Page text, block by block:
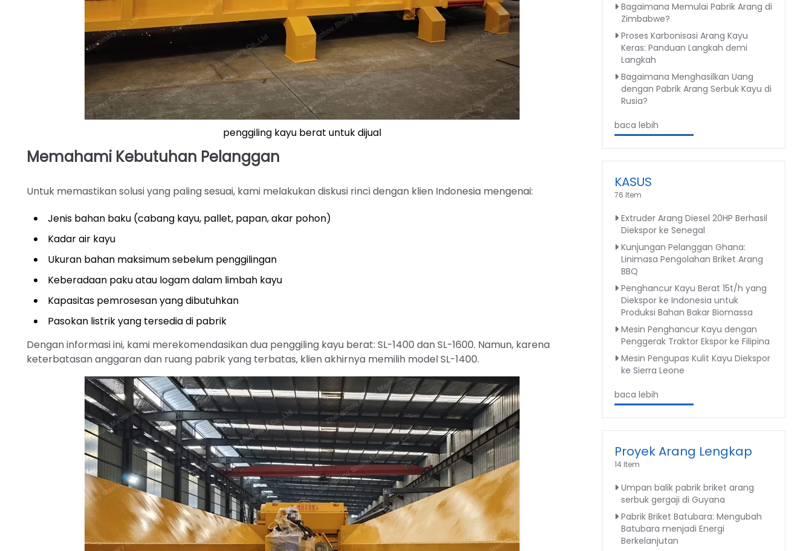
penggiling kayu berat untuk dijual
Memahami Kebutuhan Pelanggan
Untuk memastikan solusi yang paling sesuai, kami melakukan diskusi rinci dengan klien Indonesia mengenai:
Jenis bahan baku (cabang kayu, pallet, papan, akar pohon)
Kadar air kayu
Ukuran bahan maksimum sebelum penggilingan
Keberadaan paku atau logam dalam limbah kayu
Kapasitas pemrosesan yang dibutuhkan
Pasokan listrik yang tersedia di pabrik
Dengan informasi ini, kami merekomendasikan dua penggiling kayu berat: SL-1400 dan SL-1600. Namun, karena
keterbatasan anggaran dan ruang pabrik yang terbatas, klien akhirnya memilih model SL-1400.
Bagaimana Memulai Pabrik Arang di
Zimbabwe?
Proses Karbonisasi Arang Kayu
Keras: Panduan Langkah demi
Langkah
Bagaimana Menghasilkan Uang
dengan Pabrik Arang Serbuk Kayu di
Rusia?
baca lebih
KASUS
76 Item
Extruder Arang Diesel 20HP Berhasil
Diekspor ke Senegal
Kunjungan Pelanggan Ghana:
Linimasa Pengolahan Briket Arang
BBQ
Penghancur Kayu Berat 15t/h yang
Diekspor ke Indonesia untuk
Produksi Bahan Bakar Biomassa
Mesin Penghancur Kayu dengan
Penggerak Traktor Ekspor ke Filipina
Mesin Pengupas Kulit Kayu Diekspor
ke Sierra Leone
baca lebih
Proyek Arang Lengkap
14 Item
Umpan balik pabrik briket arang
serbuk gergaji di Guyana
Pabrik Briket Batubara: Mengubah
Batubara menjadi Energi
Berkelanjutan